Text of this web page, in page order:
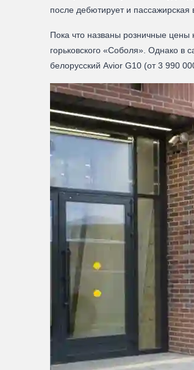
после дебютирует и
Пока что названы розничные
горьковского «Соболя». Однако в
белорусский Avior G10 (от 3 990